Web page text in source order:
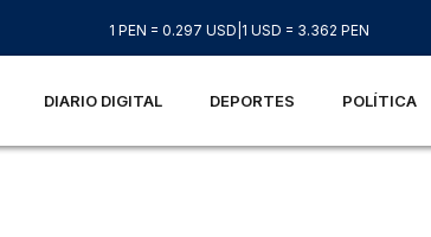
1 PEN = 0.297 USD 1 USD = 3.362 PEN
DIARIO DIGITAL DEPORTES POLÍTICA